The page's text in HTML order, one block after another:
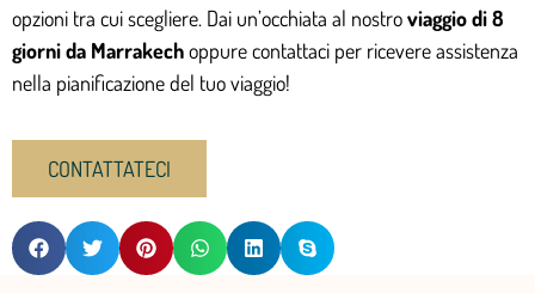
opzioni tra cui scegliere. Dai un’occhiata al nostroviaggio di 8
giorni da Marrakechoppure contattaci per ricevere assistenza
nella pianificazione del tuo viaggio!
CONTATTATECI